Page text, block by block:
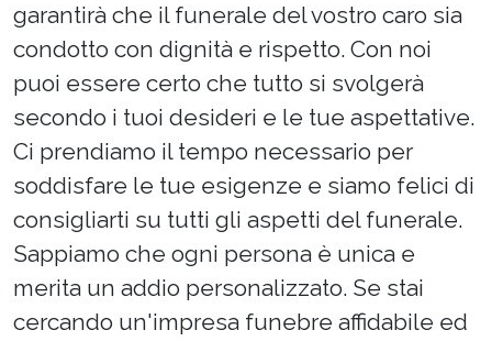
garantirà che il funerale del vostro caro sia
condotto con dignità e rispetto. Con noi
puoi essere certo che tutto si svolgerà
secondo i tuoi desideri e le tue aspettative.
Ci prendiamo il tempo necessario per
soddisfare le tue esigenze e siamo felici di
consigliarti su tutti gli aspetti del funerale.
Sappiamo che ogni persona è unica e
merita un addio personalizzato. Se stai
cercando un'impresa funebre affidabile ed